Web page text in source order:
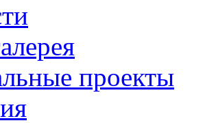
проекты